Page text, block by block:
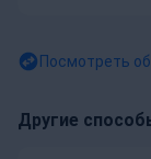
Посмотреть
Другие